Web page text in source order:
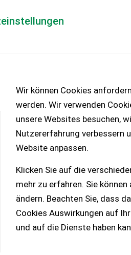
Wir können Cookies
werden. Wir verwenden
unsere Websites besuchen,
Nutzererfahrung verbessern
Website anpassen.
Klicken Sie auf die
mehr zu erfahren. Sie
ändern. Beachten Sie, dass
Cookies Auswirkungen auf
und auf die Dienste haben